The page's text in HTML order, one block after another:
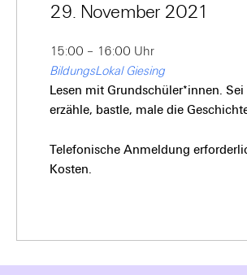
29. November 2021
15:00 – 16:00 Uhr
BildungsLokal Giesing
Lesen mit Grundschüler*innen. Sei
erzähle, bastle, male die
Telefonische Anmeldung
Kosten.